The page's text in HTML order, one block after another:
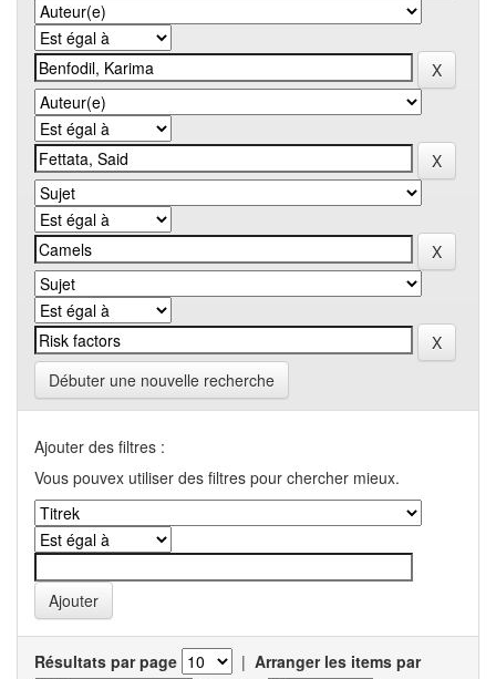
Débuter une nouvelle recherche
Ajouter des filtres :
Vous pouvex utiliser des filtres pour chercher mieux.
Résultats par page | Arranger les items par